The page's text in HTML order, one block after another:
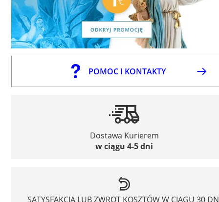
POMOC I KONTAKTY
Dostawa Kurierem
w ciągu 4-5 dni
SATYSFAKCJA LUB ZWROT KOSZTÓW W CIĄGU 30